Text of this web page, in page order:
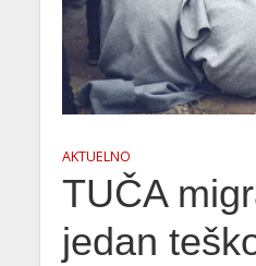
AKTUELNO
TUČA
jedan